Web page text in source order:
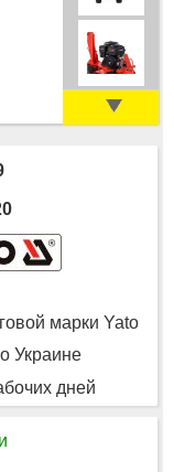
марки Yato
Украине
дней